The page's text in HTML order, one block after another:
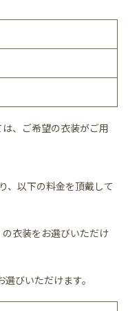
、ご希望の衣装がご用
、以下の料金を頂戴して
の衣装をお選びいただけ
びいただけます。